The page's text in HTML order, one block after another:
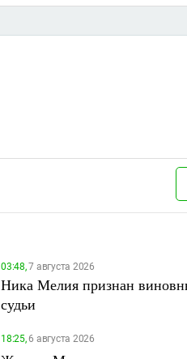
03:48,7 августа 2026
Ника Мелия признан
судьи
18:25,6 августа 2026